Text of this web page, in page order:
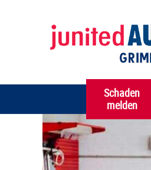
Schaden
melden